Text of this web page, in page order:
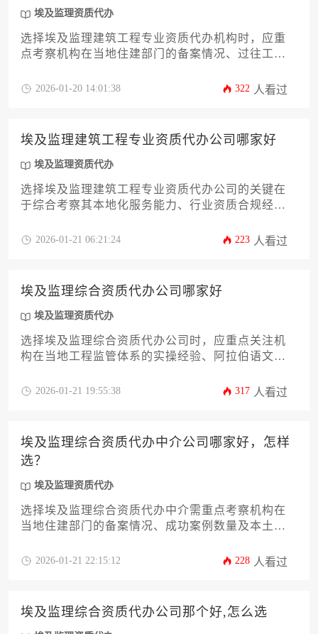
埃及监理资质代办
选择埃及监理建筑工程专业资质代办机构时，应重
点考察机构在当地住建部门的备案情况、过往工程
及后续资质维护服务能力，建议通过比对三家机构
2026-01-20 14:01:38 322 人看过
埃及监理建筑工程专业资质代办公司哪家好
埃及监理资质代办
选择埃及监理建筑工程专业资质代办公司的关键在
于综合考察其本地化服务能力、行业资质合规经验
门认可的合作资质与 multilingual 团队支持。
2026-01-21 06:21:24 223 人看过
埃及监理综合资质代办公司哪家好
埃及监理资质代办
选择埃及监理综合资质代办公司时，应重点关注机
构在当地工程监管体系的实操经验、阿拉伯语文件
质代办商需精通埃及地方审批流程，并能为企业提
2026-01-21 19:55:38 317 人看过
埃及监理综合资质代办中介公司哪家好，怎样
选？
埃及监理资质代办
选择埃及监理综合资质代办中介需重点考察机构在
当地住建部门的备案情况、成功案例数量及本土化
合同条款透明度，可筛选出靠谱的代办服务商。
2026-01-21 22:15:12 228 人看过
埃及监理综合资质代办公司那个好,怎么选